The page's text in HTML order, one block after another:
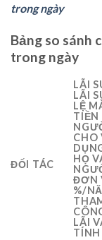
trong ngày
Bảng so sánh
trong ngày
ĐỐI TÁC
LÃI
LÃI
LỆ
TIỀN
CHO
HỌ
ĐƠN
%/
LÃI
TÍNH